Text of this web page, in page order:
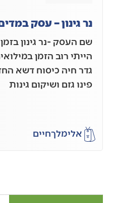
נר גינון – עסק
שם העסק -נר גינון
הייתי רוב הזמן
גדר חיה כיסוח דשא
פינו גזם ושיקום גינות
אלימלךחיים